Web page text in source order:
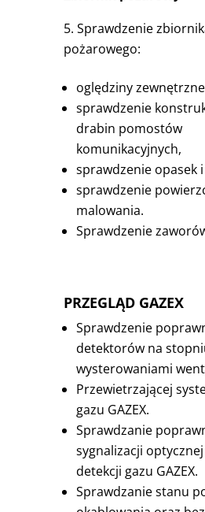
Sprawdzenie
pożarowego:
oględziny
sprawdzenie
drabin pomostów
komunikacyjnych,
sprawdzenie opasek
sprawdzenie
malowania.
Sprawdzenie
PRZEGLĄD GAZEX
Sprawdzenie
detektorów na
wysterowaniami
Przewietrzającej
gazu GAZEX.
Sprawdzanie
sygnalizacji
detekcji gazu GAZEX.
Sprawdzanie stanu